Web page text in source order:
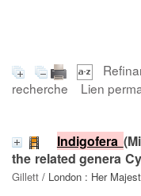
recherche
Lien
Indigofera
the related genera
Gillett / London : Her